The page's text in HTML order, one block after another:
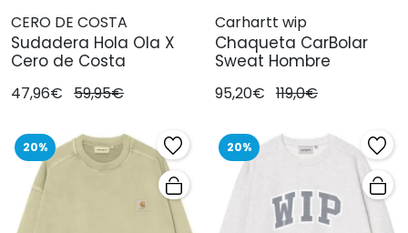
CERO DE COSTA
Sudadera Hola Ola X
Cero de Costa
47,96€ 59,95€
Carhartt wip
Chaqueta CarBolar
Sweat Hombre
95,20€ 119,0€
20% 20%